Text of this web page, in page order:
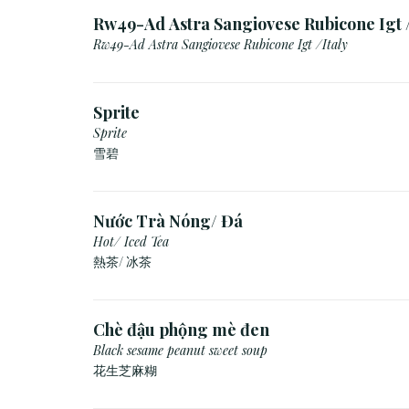
Rw49-Ad Astra Sangiovese Rubicone
Rw49-Ad Astra Sangiovese Rubicone Igt /Italy
Sprite
Sprite
雪碧
Nước Trà Nóng/ Đá
Hot/ Iced Tea
熱茶/ 冰茶
Chè đậu phộng mè đen
Black sesame peanut sweet soup
花生芝麻糊